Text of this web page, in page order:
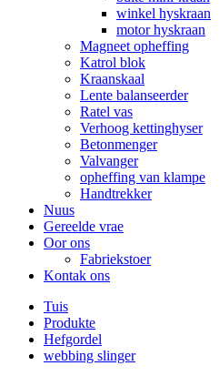
winkel hyskraan
motor hyskraan
Magneet opheffing
Katrol blok
Kraanskaal
Lente balanseerder
Ratel vas
Verhoog kettinghyser
Betonmenger
Valvanger
opheffing van klampe
Handtrekker
Nuus
Gereelde vrae
Oor ons
Fabriekstoer
Kontak ons
Tuis
Produkte
Hefgordel
webbing slinger